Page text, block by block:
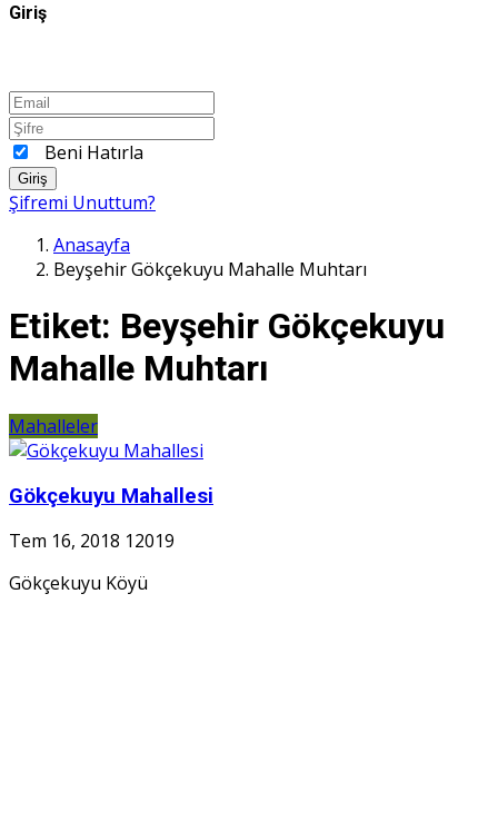
Giriş
Beni Hatırla
Giriş
Şifremi Unuttum?
Anasayfa
Beyşehir Gökçekuyu Mahalle Muhtarı
Etiket: Beyşehir Gökçekuyu
Mahalle Muhtarı
Mahalleler
Gökçekuyu Mahallesi
Tem 16, 2018 12019
Gökçekuyu Köyü